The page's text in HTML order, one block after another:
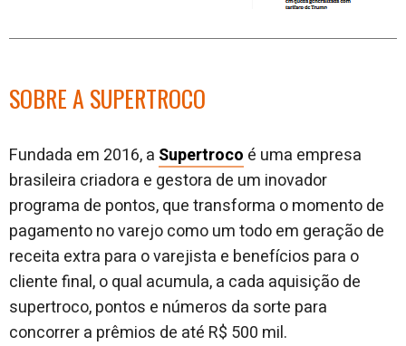
SOBRE A SUPERTROCO
Fundada em 2016, a Supertroco é uma empresa
brasileira criadora e gestora de um inovador
programa de pontos, que transforma o momento de
pagamento no varejo como um todo em geração de
receita extra para o varejista e benefícios para o
cliente final, o qual acumula, a cada aquisição de
supertroco, pontos e números da sorte para
concorrer a prêmios de até R$ 500 mil.